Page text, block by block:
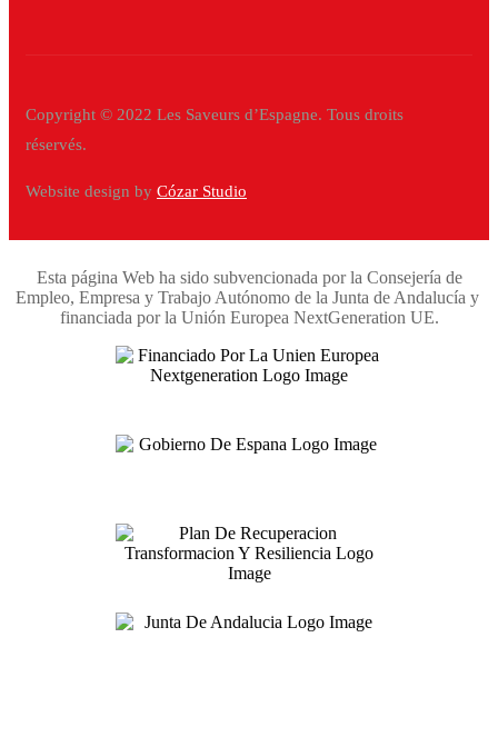
Copyright © 2022 Les Saveurs d’Espagne. Tous droits
réservés.
Website design by Cózar Studio
Esta página Web ha sido subvencionada por la Consejería de
Empleo, Empresa y Trabajo Autónomo de la Junta de Andalucía y
financiada por la Unión Europea NextGeneration UE.